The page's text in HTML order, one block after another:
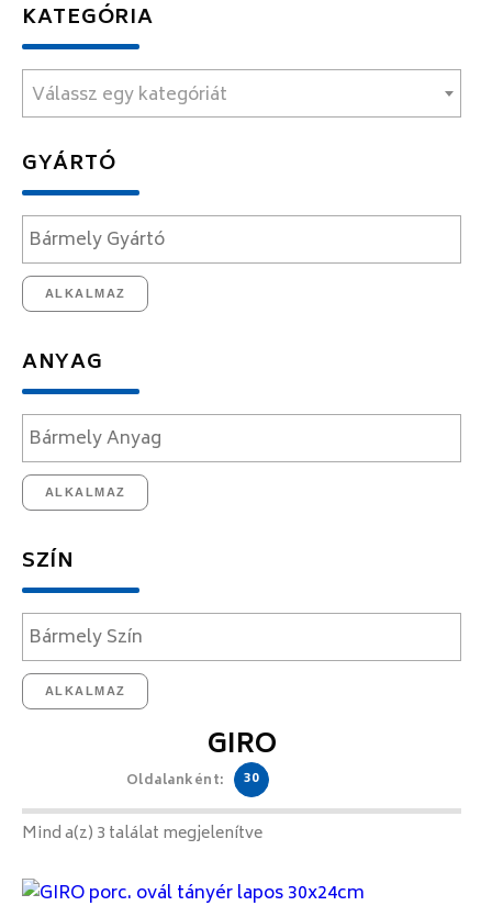
KATEGÓRIA
Válassz egy kategóriát
GYÁRTÓ
ALKALMAZ
ANYAG
ALKALMAZ
SZÍN
ALKALMAZ
GIRO
Oldalanként: 30
Mind a(z) 3 találat megjelenítve